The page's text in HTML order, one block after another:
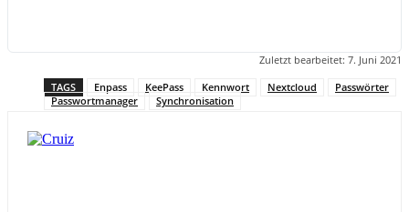
Zuletzt bearbeitet: 7. Juni 2021
TAGS Enpass KeePass Kennwort Nextcloud
Passwörter
Passwortmanager
Synchronisation